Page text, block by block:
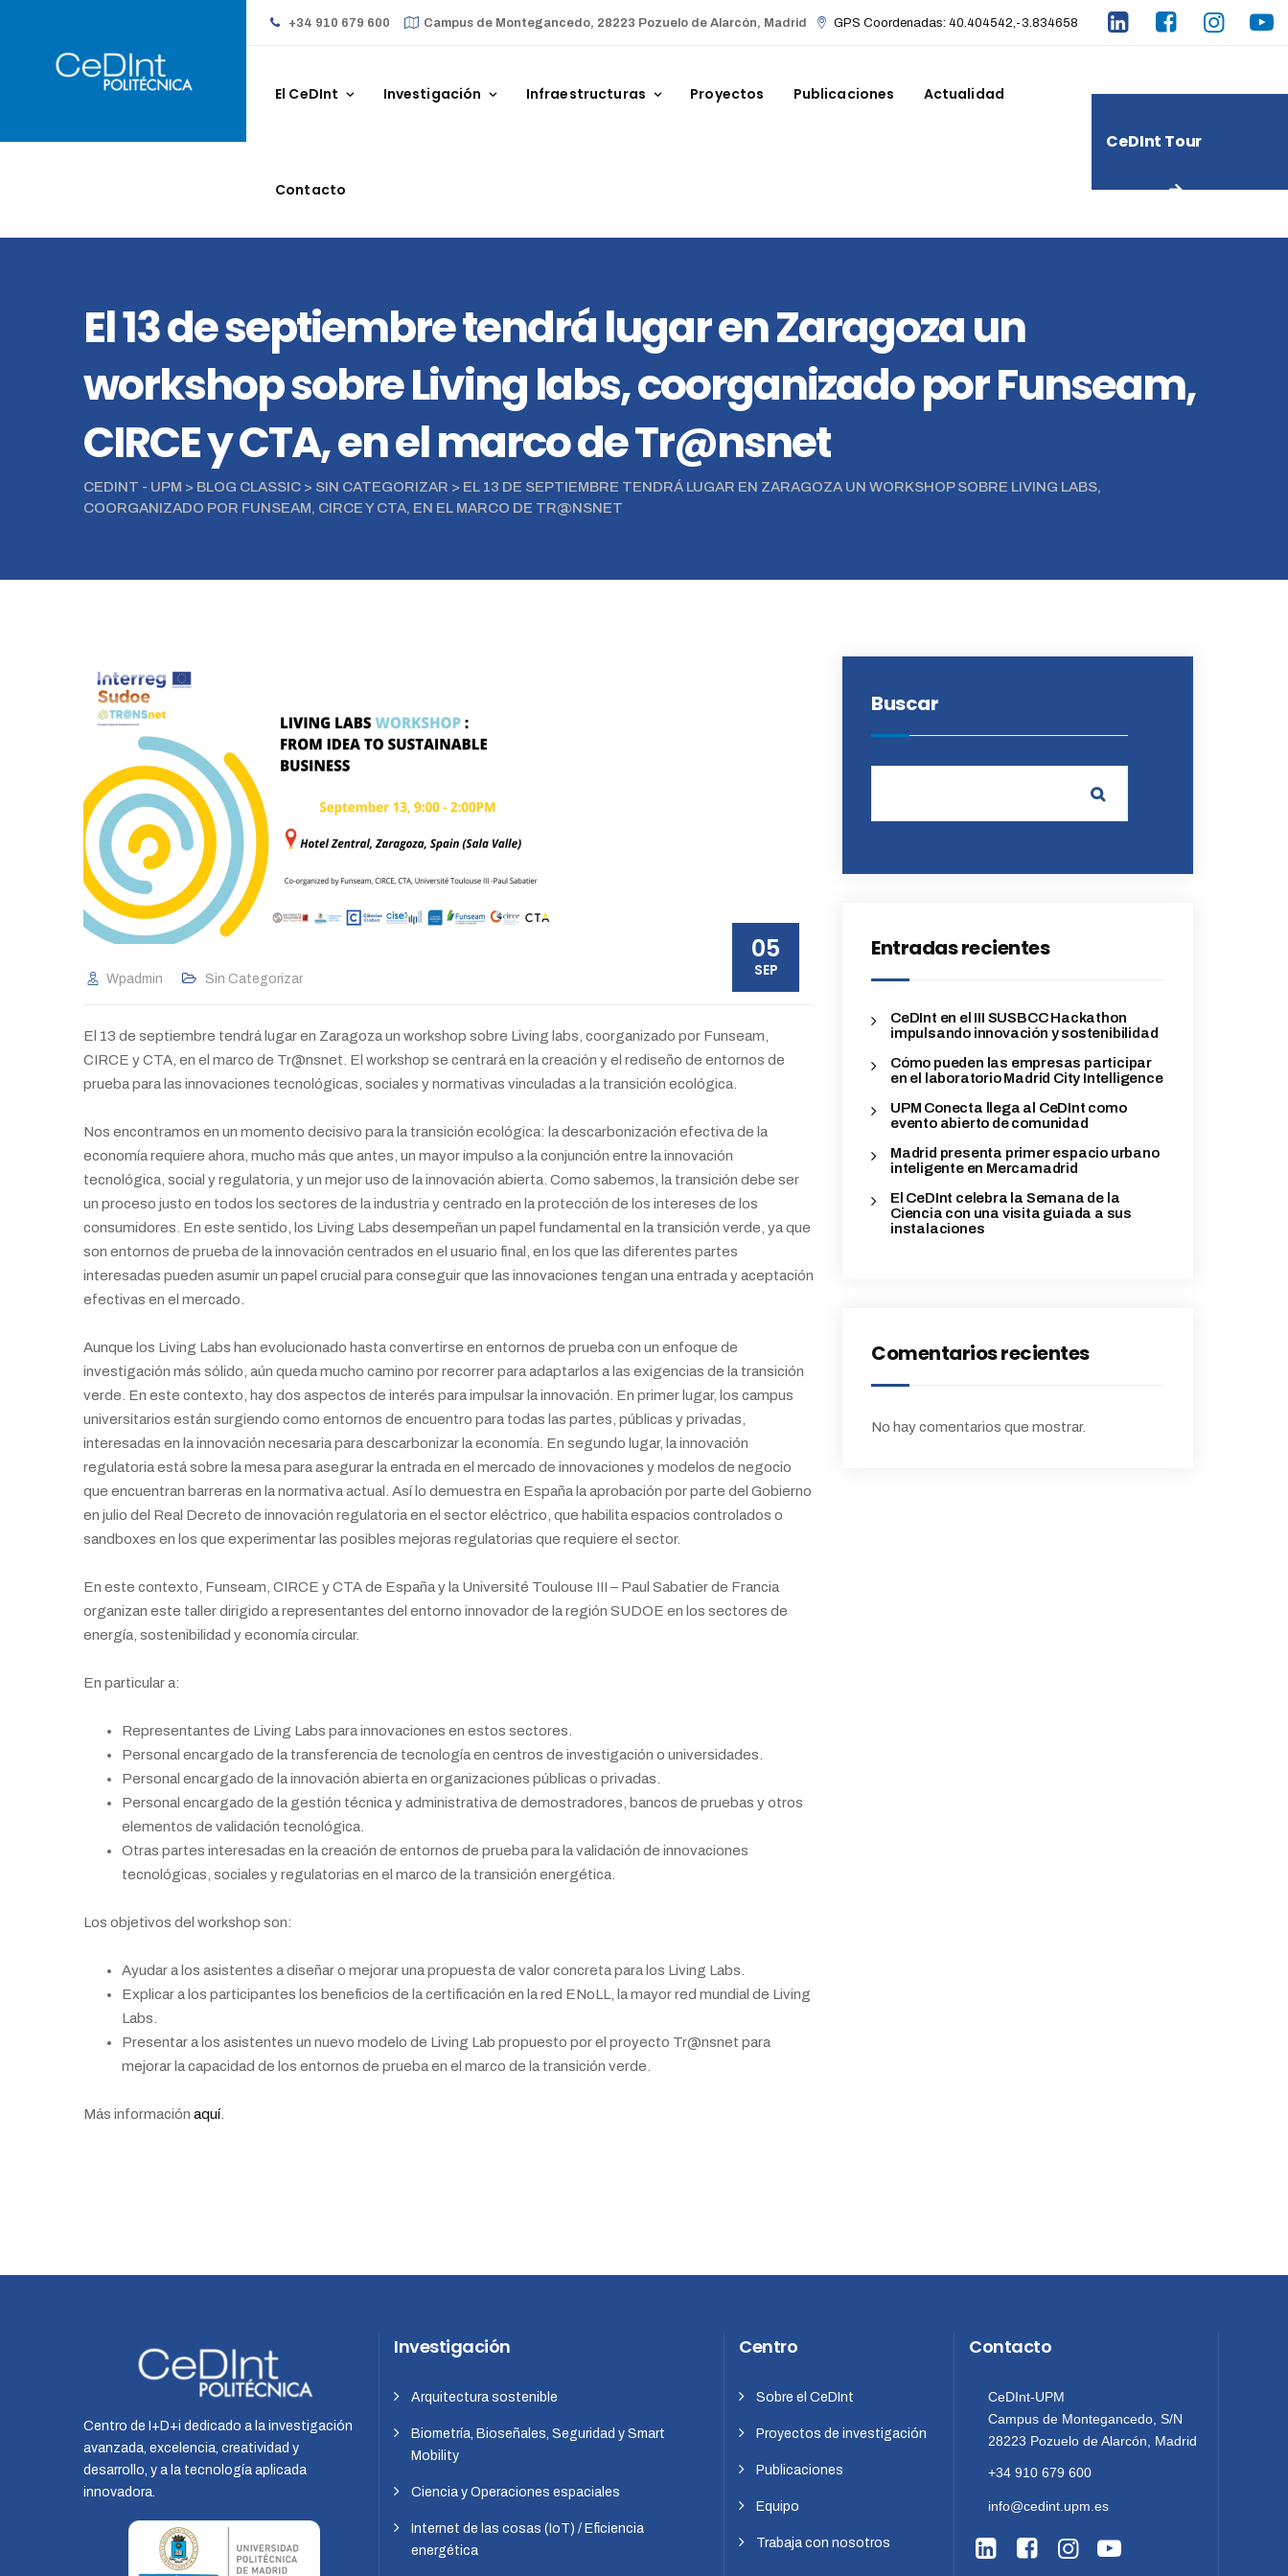
+34 910 679 600 Campus de Montegancedo, 28223 Pozuelo de Alarcón, Madrid GPS Coordenadas: 40.404542,-3.834658
El CeDInt Investigación Infraestructuras Proyectos Publicaciones Actualidad
Contacto
CeDInt Tour
Virtual
El 13 de septiembre tendrá lugar en Zaragoza un
workshop sobre Living labs, coorganizado por Funseam,
CIRCE y CTA, en el marco de Tr@nsnet
CEDINT - UPM > BLOG CLASSIC > SIN CATEGORIZAR > EL 13 DE SEPTIEMBRE TENDRÁ LUGAR EN ZARAGOZA UN WORKSHOP SOBRE LIVING LABS,
COORGANIZADO POR FUNSEAM, CIRCE Y CTA, EN EL MARCO DE TR@NSNET
05
SEP
Wpadmin Sin Categorizar
El 13 de septiembre tendrá lugar en Zaragoza un workshop sobre Living labs, coorganizado por Funseam,
CIRCE y CTA, en el marco de Tr@nsnet. El workshop se centrará en la creación y el rediseño de entornos de
prueba para las innovaciones tecnológicas, sociales y normativas vinculadas a la transición ecológica.
Nos encontramos en un momento decisivo para la transición ecológica: la descarbonización efectiva de la
economía requiere ahora, mucho más que antes, un mayor impulso a la conjunción entre la innovación
tecnológica, social y regulatoria, y un mejor uso de la innovación abierta. Como sabemos, la transición debe ser
un proceso justo en todos los sectores de la industria y centrado en la protección de los intereses de los
consumidores. En este sentido, los Living Labs desempeñan un papel fundamental en la transición verde, ya que
son entornos de prueba de la innovación centrados en el usuario final, en los que las diferentes partes
interesadas pueden asumir un papel crucial para conseguir que las innovaciones tengan una entrada y aceptación
efectivas en el mercado.
Aunque los Living Labs han evolucionado hasta convertirse en entornos de prueba con un enfoque de
investigación más sólido, aún queda mucho camino por recorrer para adaptarlos a las exigencias de la transición
verde. En este contexto, hay dos aspectos de interés para impulsar la innovación. En primer lugar, los campus
universitarios están surgiendo como entornos de encuentro para todas las partes, públicas y privadas,
interesadas en la innovación necesaria para descarbonizar la economía. En segundo lugar, la innovación
regulatoria está sobre la mesa para asegurar la entrada en el mercado de innovaciones y modelos de negocio
que encuentran barreras en la normativa actual. Así lo demuestra en España la aprobación por parte del Gobierno
en julio del Real Decreto de innovación regulatoria en el sector eléctrico, que habilita espacios controlados o
sandboxes en los que experimentar las posibles mejoras regulatorias que requiere el sector.
En este contexto, Funseam, CIRCE y CTA de España y la Université Toulouse III – Paul Sabatier de Francia
organizan este taller dirigido a representantes del entorno innovador de la región SUDOE en los sectores de
energía, sostenibilidad y economía circular.
En particular a:
Representantes de Living Labs para innovaciones en estos sectores.
Personal encargado de la transferencia de tecnología en centros de investigación o universidades.
Personal encargado de la innovación abierta en organizaciones públicas o privadas.
Personal encargado de la gestión técnica y administrativa de demostradores, bancos de pruebas y otros
elementos de validación tecnológica.
Otras partes interesadas en la creación de entornos de prueba para la validación de innovaciones
tecnológicas, sociales y regulatorias en el marco de la transición energética.
Los objetivos del workshop son:
Ayudar a los asistentes a diseñar o mejorar una propuesta de valor concreta para los Living Labs.
Explicar a los participantes los beneficios de la certificación en la red ENoLL, la mayor red mundial de Living
Labs.
Presentar a los asistentes un nuevo modelo de Living Lab propuesto por el proyecto Tr@nsnet para
mejorar la capacidad de los entornos de prueba en el marco de la transición verde.
Más información aquí.
Buscar
Entradas recientes
CeDInt en el III SUSBCC Hackathon
impulsando innovación y sostenibilidad
Cómo pueden las empresas participar
en el laboratorio Madrid City Intelligence
UPM Conecta llega al CeDInt como
evento abierto de comunidad
Madrid presenta primer espacio urbano
inteligente en Mercamadrid
El CeDInt celebra la Semana de la
Ciencia con una visita guiada a sus
instalaciones
Comentarios recientes
No hay comentarios que mostrar.
Centro de I+D+i dedicado a la investigación
avanzada, excelencia, creatividad y
desarrollo, y a la tecnología aplicada
innovadora.
Investigación
Arquitectura sostenible
Biometría, Bioseñales, Seguridad y Smart
Mobility
Ciencia y Operaciones espaciales
Internet de las cosas (IoT) / Eficiencia
energética
Centro
Sobre el CeDInt
Proyectos de investigación
Publicaciones
Equipo
Trabaja con nosotros
Contacto
CeDInt-UPM
Campus de Montegancedo, S/N
28223 Pozuelo de Alarcón, Madrid
+34 910 679 600
info@cedint.upm.es